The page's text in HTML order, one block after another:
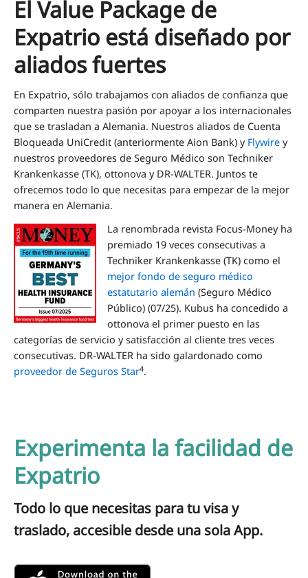
El Value Package de
Expatrio está diseñado por
aliados fuertes
En Expatrio, sólo trabajamos con aliados de confianza que
comparten nuestra pasión por apoyar a los internacionales
que se trasladan a Alemania. Nuestros aliados de Cuenta
Bloqueada UniCredit (anteriormente Aion Bank) y Flywire y
nuestros proveedores de Seguro Médico son Techniker
Krankenkasse (TK), ottonova y DR-WALTER. Juntos te
ofrecemos todo lo que necesitas para empezar de la mejor
manera en Alemania.
La renombrada revista Focus-Money ha
premiado 19 veces consecutivas a
Techniker Krankenkasse (TK) como el
mejor fondo de seguro médico
estatutario alemán (Seguro Médico
Público) (07/25). Kubus ha concedido a
ottonova el primer puesto en las
categorías de servicio y satisfacción al cliente tres veces
consecutivas. DR-WALTER ha sido galardonado como
proveedor de Seguros Star4.
Experimenta la facilidad de
Expatrio
Todo lo que necesitas para tu visa y
traslado, accesible desde una sola App.